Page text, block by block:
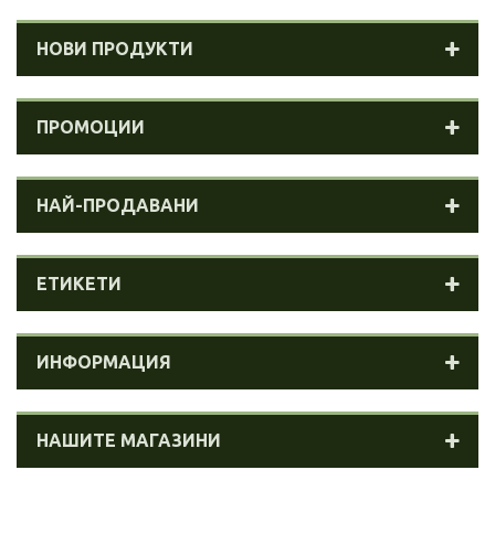
НОВИ ПРОДУКТИ
ПРОМОЦИИ
НАЙ-ПРОДАВАНИ
ЕТИКЕТИ
ИНФОРМАЦИЯ
НАШИТЕ МАГАЗИНИ